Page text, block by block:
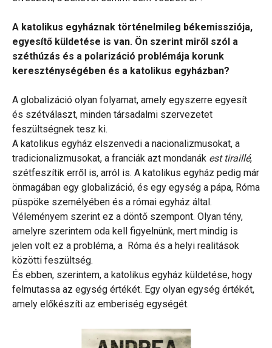
A katolikus egyháznak történelmileg békemissziója,
egyesítő küldetése is van. Ön szerint miről szól a
széthúzás és a polarizáció problémája korunk
kereszténységében és a katolikus egyházban?
A globalizáció olyan folyamat, amely egyszerre egyesít
és szétválaszt, minden társadalmi szervezetet
feszültségnek tesz ki.
A katolikus egyház elszenvedi a nacionalizmusokat, a
tradicionalizmusokat, a franciák azt mondanák est tiraillé,
szétfeszítik erről is, arról is. A katolikus egyház pedig már
önmagában egy globalizáció, és egy egység a pápa, Róma
püspöke személyében és a római egyház által.
Véleményem szerint ez a döntő szempont. Olyan tény,
amelyre szerintem oda kell figyelnünk, mert mindig is
jelen volt ez a probléma, a Róma és a helyi realitások
közötti feszültség.
És ebben, szerintem, a katolikus egyház küldetése, hogy
felmutassa az egység értékét. Egy olyan egység értékét,
amely előkészíti az emberiség egységét.